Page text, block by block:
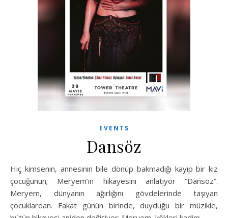
EVENTS
Dansöz
Hiç kimsenin, annesinin bile dönüp bakmadığı kayıp bir kız
çocuğunun; Meryem’in hikayesini anlatıyor “Dansöz”.
Meryem, dünyanın ağırlığını gövdelerinde taşıyan
çocuklardan. Fakat günün birinde, duyduğu bir müzikle,